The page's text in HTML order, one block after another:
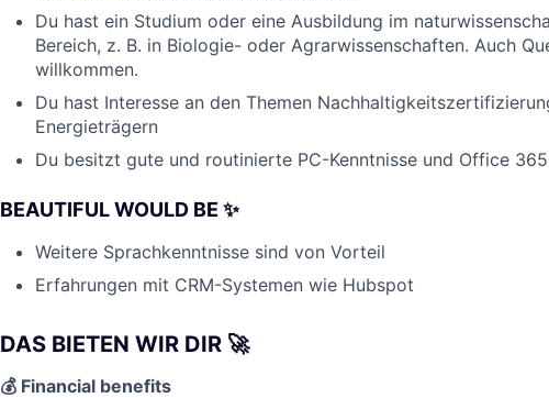
Du hast ein Studium oder eine Ausbildung im
Bereich, z. B. in Biologie- oder Agrarwissenschaften. Auch
willkommen.
Du hast Interesse an den Themen
Energieträgern
Du besitzt gute und routinierte PC-Kenntnisse und Office
BEAUTIFUL WOULD BE ✨
Weitere Sprachkenntnisse sind von Vorteil
Erfahrungen mit CRM-Systemen wie Hubspot
DAS BIETEN WIR DIR 🚀
💰 Financial benefits